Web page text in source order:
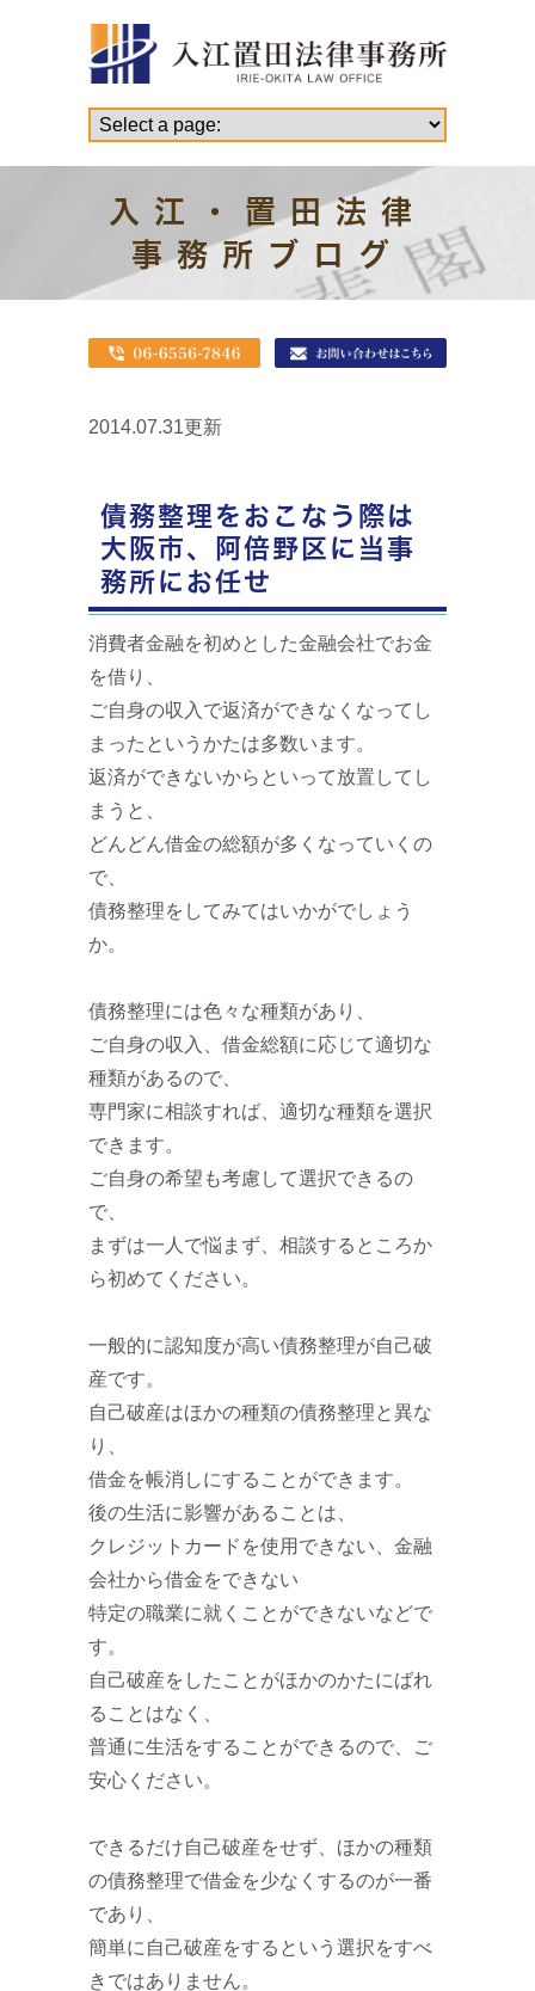
入江・置田法律
事務所ブログ
2014.07.31更新
債務整理をおこなう際は
大阪市、阿倍野区に当事
務所にお任せ
消費者金融を初めとした金融会社でお金
を借り、
ご自身の収入で返済ができなくなってし
まったというかたは多数います。
返済ができないからといって放置してし
まうと、
どんどん借金の総額が多くなっていくの
で、
債務整理をしてみてはいかがでしょう
か。
債務整理には色々な種類があり、
ご自身の収入、借金総額に応じて適切な
種類があるので、
専門家に相談すれば、適切な種類を選択
できます。
ご自身の希望も考慮して選択できるの
で、
まずは一人で悩まず、相談するところか
ら初めてください。
一般的に認知度が高い債務整理が自己破
産です。
自己破産はほかの種類の債務整理と異な
り、
借金を帳消しにすることができます。
後の生活に影響があることは、
クレジットカードを使用できない、金融
会社から借金をできない
特定の職業に就くことができないなどで
す。
自己破産をしたことがほかのかたにばれ
ることはなく、
普通に生活をすることができるので、ご
安心ください。
できるだけ自己破産をせず、ほかの種類
の債務整理で借金を少なくするのが一番
であり、
簡単に自己破産をするという選択をすべ
きではありません。